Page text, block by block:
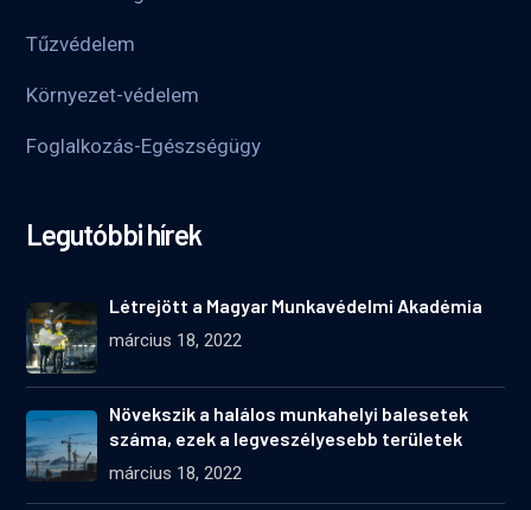
Tűzvédelem
Környezet-védelem
Foglalkozás-Egészségügy
Legutóbbi hírek
Létrejött a Magyar Munkavédelmi Akadémia
március 18, 2022
Növekszik a halálos munkahelyi balesetek
száma, ezek a legveszélyesebb területek
március 18, 2022